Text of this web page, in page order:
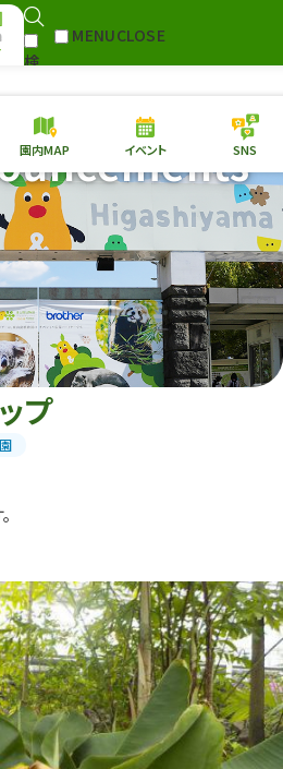
検
MENUCLOSE
本日の開園情報 チケ
園内MAP イベント
総合案内
動物園 植物園
再生プラン
東山動植物園
への支援
園内MAP イベント SNS
プ